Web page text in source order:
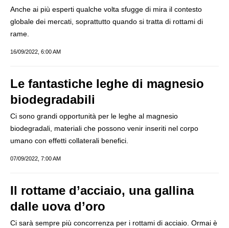
Anche ai più esperti qualche volta sfugge di mira il contesto
globale dei mercati, soprattutto quando si tratta di rottami di
rame.
16/09/2022, 6:00 AM
Le fantastiche leghe di magnesio
biodegradabili
Ci sono grandi opportunità per le leghe al magnesio
biodegradali, materiali che possono venir inseriti nel corpo
umano con effetti collaterali benefici.
07/09/2022, 7:00 AM
Il rottame d’acciaio, una gallina
dalle uova d’oro
Ci sarà sempre più concorrenza per i rottami di acciaio. Ormai è